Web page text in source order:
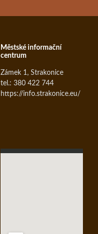
Městské informační
centrum
Zámek 1, Strakonice
tel.: 380 422 744
https://info.strakonice.eu/